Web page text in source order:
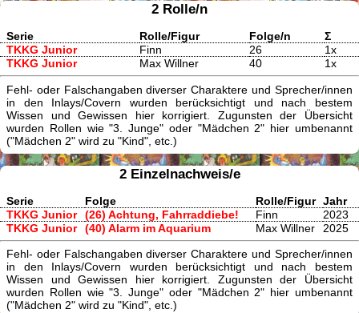
2 Rolle/n
Serie Rolle/Figur Folge/n
Σ
TKKG Junior
Finn 26
1x
TKKG Junior
Max Willner 40 1x
Fehl- oder Falschangaben diverser Charaktere und Sprecher/innen
in den Inlays/Covern wurden berücksichtigt und nach bestem
Wissen und Gewissen hier korrigiert. Zugunsten der Übersicht
wurden Rollen wie "3. Junge" oder "Mädchen 2" hier umbenannt
("Mädchen 2" wird zu "Kind", etc.)
2 Einzelnachweis/e
Serie Folge Rolle/Figur Jahr
TKKG Junior
(26) Achtung, Fahrraddiebe! Finn
2023
TKKG Junior
(40) Alarm im Aquarium Max Willner 2025
Fehl- oder Falschangaben diverser Charaktere und Sprecher/innen
in den Inlays/Covern wurden berücksichtigt und nach bestem
Wissen und Gewissen hier korrigiert. Zugunsten der Übersicht
wurden Rollen wie "3. Junge" oder "Mädchen 2" hier umbenannt
("Mädchen 2" wird zu "Kind", etc.)